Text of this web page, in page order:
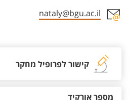
nataly@bgu.ac.il
קישור לפרופיל מחקר
מספר אורקיד